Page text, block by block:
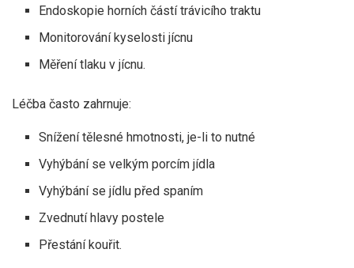
Endoskopie horních částí trávicího traktu
Monitorování kyselosti jícnu
Měření tlaku v jícnu.
Léčba často zahrnuje:
Snížení tělesné hmotnosti, je-li to nutné
Vyhýbání se velkým porcím jídla
Vyhýbání se jídlu před spaním
Zvednutí hlavy postele
Přestání kouřit.